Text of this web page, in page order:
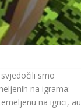
smo
na igrama:
na igrici, au